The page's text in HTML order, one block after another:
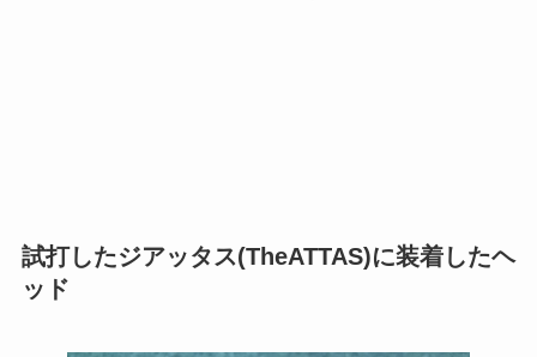
試打したジアッタス(TheATTAS)に装着したヘ
ッド